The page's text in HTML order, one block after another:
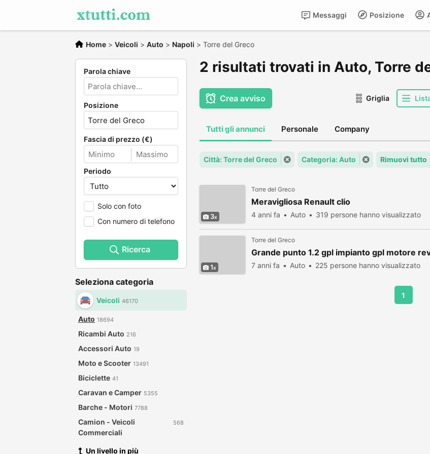
Posizione
Messaggi
Home > Veicoli > Auto > Napoli > Torre del Greco
Parola chiave
Posizione
Fascia di prezzo (€)
Periodo
Solo con foto
Con numero di telefono
Ricerca
Seleziona categoria
Veicoli 46170
Auto 18694
Ricambi Auto 216
Accessori Auto 19
Moto e Scooter 13491
Biciclette 41
Caravan e Camper 5355
Barche - Motori 7788
Camion - Veicoli
Commerciali
568
Un livello in più
2 risultati trovati in Auto, Torre
Crea avviso Griglia
Tutti gli annunci Personale Company
Città: Torre del Greco Categoria: Auto Rimuovi tutto
3
Torre del Greco
Meravigliosa Renault clio
4 anni fa Auto 319 persone hanno visualizzato
1
Torre del Greco
Grande punto 1.2 gpl impianto gpl motore
7 anni fa Auto 225 persone hanno visualizzato
1